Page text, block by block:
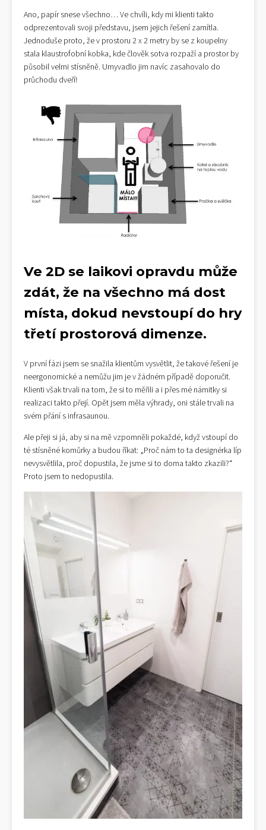
Ano, papír snese všechno… Ve chvíli, kdy mi klienti takto
odprezentovali svoji představu, jsem jejich řešení zamítla.
Jednoduše proto, že v prostoru 2 x 2 metry by se z koupelny
stala klaustrofobní kobka, kde člověk sotva rozpaží a prostor by
působil velmi stísněně. Umyvadlo jim navíc zasahovalo do
průchodu dveří!
Ve 2D se laikovi opravdu může
zdát, že na všechno má dost
místa, dokud nevstoupí do hry
třetí prostorová dimenze.
V první fázi jsem se snažila klientům vysvětlit, že takové řešení je
neergonomické a nemůžu jim je v žádném případě doporučit.
Klienti však trvali na tom, že si to měřili a i přes mé námitky si
realizaci takto přejí. Opět jsem měla výhrady, oni stále trvali na
svém přání s infrasaunou.
Ale přeji si já, aby si na mě vzpomněli pokaždé, když vstoupí do
té stísněné komůrky a budou říkat: „Proč nám to ta designérka líp
nevysvětlila, proč dopustila, že jsme si to doma takto zkazili?“
Proto jsem to nedopustila.